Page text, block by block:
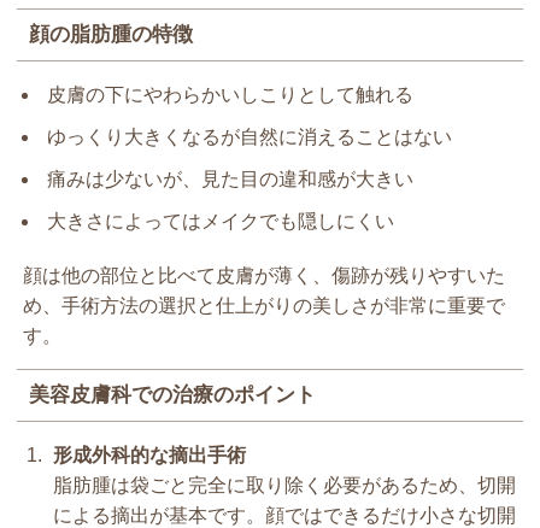
顔の脂肪腫の特徴
皮膚の下にやわらかいしこりとして触れる
ゆっくり大きくなるが自然に消えることはない
痛みは少ないが、見た目の違和感が大きい
大きさによってはメイクでも隠しにくい
顔は他の部位と比べて皮膚が薄く、傷跡が残りやすいた
め、手術方法の選択と仕上がりの美しさが非常に重要で
す。
美容皮膚科での治療のポイント
形成外科的な摘出手術
脂肪腫は袋ごと完全に取り除く必要があるため、切開
による摘出が基本です。顔ではできるだけ小さな切開